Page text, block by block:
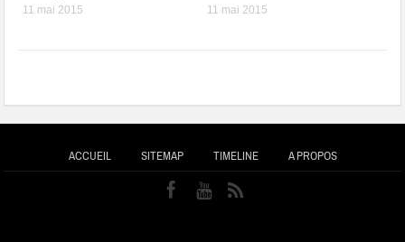
11 mai 2015 11 mai 2015
ACCUEIL SITEMAP TIMELINE A PROPOS